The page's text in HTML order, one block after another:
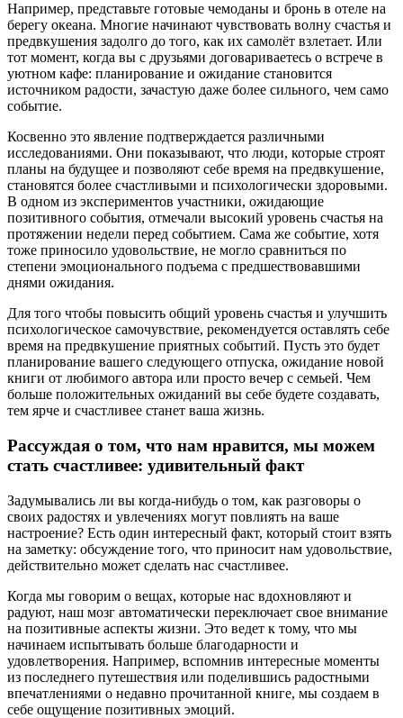
Например, представьте готовые чемоданы и бронь в отеле на
берегу океана. Многие начинают чувствовать волну счастья и
предвкушения задолго до того, как их самолёт взлетает. Или
тот момент, когда вы с друзьями договариваетесь о встрече в
уютном кафе: планирование и ожидание становится
источником радости, зачастую даже более сильного, чем само
событие.
Косвенно это явление подтверждается различными
исследованиями. Они показывают, что люди, которые строят
планы на будущее и позволяют себе время на предвкушение,
становятся более счастливыми и психологически здоровыми.
В одном из экспериментов участники, ожидающие
позитивного события, отмечали высокий уровень счастья на
протяжении недели перед событием. Сама же событие, хотя
тоже приносило удовольствие, не могло сравниться по
степени эмоционального подъема с предшествовавшими
днями ожидания.
Для того чтобы повысить общий уровень счастья и улучшить
психологическое самочувствие, рекомендуется оставлять себе
время на предвкушение приятных событий. Пусть это будет
планирование вашего следующего отпуска, ожидание новой
книги от любимого автора или просто вечер с семьей. Чем
больше положительных ожиданий вы себе будете создавать,
тем ярче и счастливее станет ваша жизнь.
Рассуждая о том, что нам нравится, мы можем
стать счастливее: удивительный факт
Задумывались ли вы когда-нибудь о том, как разговоры о
своих радостях и увлечениях могут повлиять на ваше
настроение? Есть один интересный факт, который стоит взять
на заметку: обсуждение того, что приносит нам удовольствие,
действительно может сделать нас счастливее.
Когда мы говорим о вещах, которые нас вдохновляют и
радуют, наш мозг автоматически переключает свое внимание
на позитивные аспекты жизни. Это ведет к тому, что мы
начинаем испытывать больше благодарности и
удовлетворения. Например, вспомнив интересные моменты
из последнего путешествия или поделившись радостными
впечатлениями о недавно прочитанной книге, мы создаем в
себе ощущение позитивных эмоций.